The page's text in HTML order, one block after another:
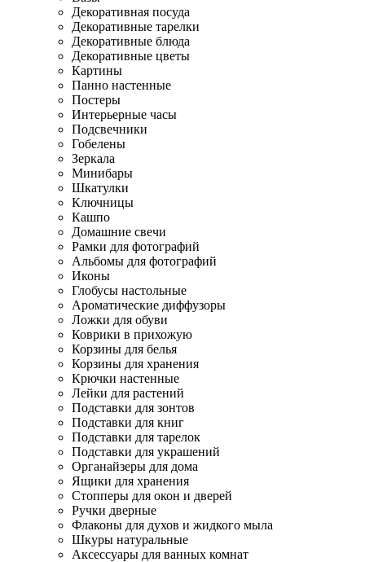
Декоративная посуда
Декоративные тарелки
Декоративные блюда
Декоративные цветы
Картины
Панно настенные
Постеры
Интерьерные часы
Подсвечники
Гобелены
Зеркала
Минибары
Шкатулки
Ключницы
Кашпо
Домашние свечи
Рамки для фотографий
Альбомы для фотографий
Иконы
Глобусы настольные
Ароматические диффузоры
Ложки для обуви
Коврики в прихожую
Корзины для белья
Корзины для хранения
Крючки настенные
Лейки для растений
Подставки для зонтов
Подставки для книг
Подставки для тарелок
Подставки для украшений
Органайзеры для дома
Ящики для хранения
Стопперы для окон и дверей
Ручки дверные
Флаконы для духов и жидкого мыла
Шкуры натуральные
Аксессуары для ванных комнат